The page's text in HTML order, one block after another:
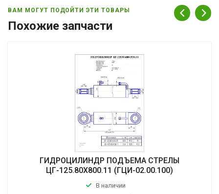
ВАМ МОГУТ ПОДОЙТИ ЭТИ ТОВАРЫ
Похожие запчасти
ГИДРОЦИЛИНДР ПОДЪЕМА СТРЕЛЫ
ЦГ-125.80Х800.11 (ГЦИ-02.00.100)
В наличии